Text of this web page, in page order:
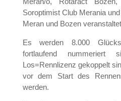
Soroptimist Club Merania
Meran und Bozen
Es werden 8.000
fortlaufend
Los=Rennlizenz gekoppelt
vor dem Start des
werden.